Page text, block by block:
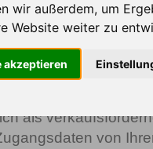
wir außerdem, um
Website weiter zu
akzeptieren
zu Paypal
Shopsystem bietet
die
als
von